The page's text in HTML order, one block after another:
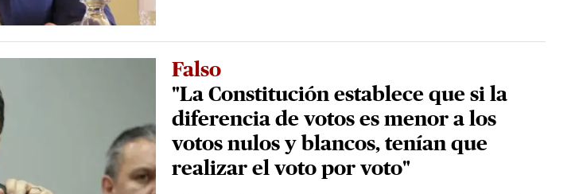
Falso
"La Constitución establece que si la
diferencia de votos es menor a los
votos nulos y blancos, tenían que
realizar el voto por voto"